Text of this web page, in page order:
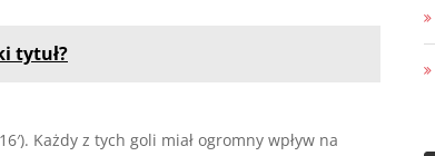
tytuł?
Każdy z tych goli miał ogromny wpływ na